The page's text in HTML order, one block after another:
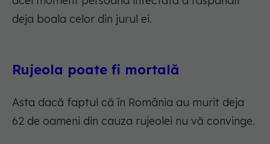
deja boala celor din jurul ei.
Rujeola poate fi mortală
Asta dacă faptul că în România au murit deja
62 de oameni din cauza rujeolei nu vă convinge.